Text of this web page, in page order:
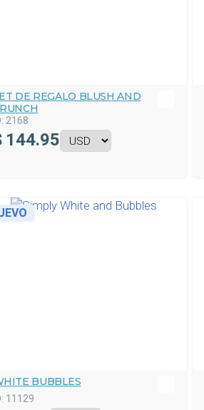
DE REGALO BLUSH AND
2168
144.95
BUBBLES
11129